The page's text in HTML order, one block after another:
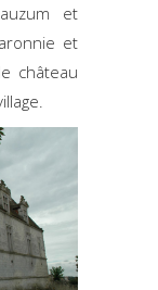
et
et
château